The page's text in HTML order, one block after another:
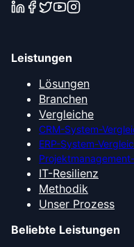
Leistungen
Lösungen
Branchen
Vergleiche
CRM-System-
ERP-System-
IT-Resilienz
Methodik
Unser Prozess
Beliebte Leistungen